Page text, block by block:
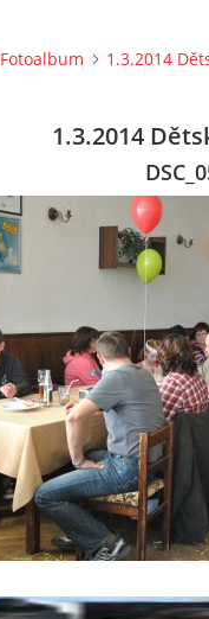
Fotoalbum 1.3.2014
1.3.2014